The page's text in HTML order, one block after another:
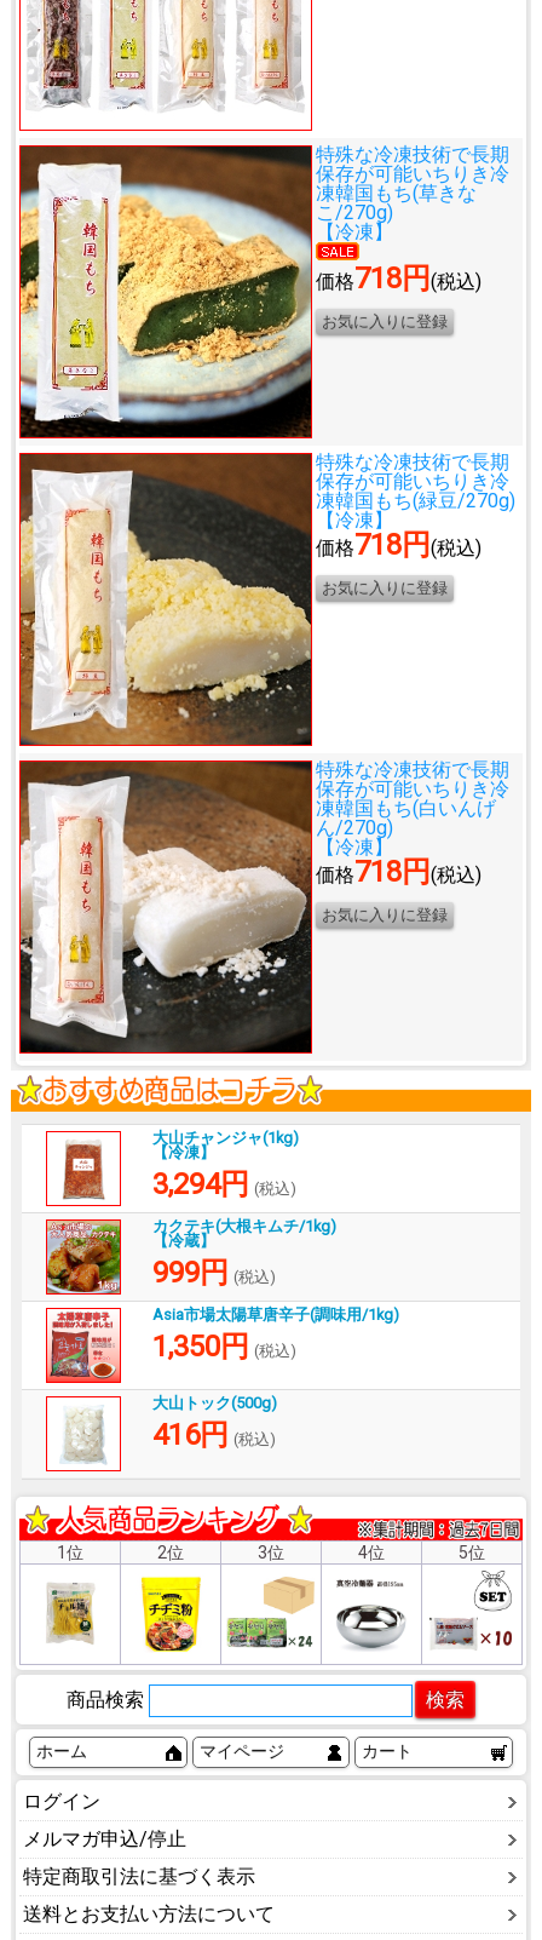
特殊な冷凍技術で長期
保存が可能いちりき冷
凍韓国もち(草きな
こ/270g)
【冷凍】
価格718円 (税込)
特殊な冷凍技術で長期
保存が可能いちりき冷
凍韓国もち(緑豆/270g)
【冷凍】
価格718円 (税込)
特殊な冷凍技術で長期
保存が可能いちりき冷
凍韓国もち(白いんげ
ん/270g)
【冷凍】
価格718円 (税込)
大山チャンジャ(1kg)
【冷凍】
3,294円 (税込)
カクテキ(大根キムチ/1kg)
【冷蔵】
999円 (税込)
Asia市場太陽草唐辛子(調味用/1kg)
1,350円 (税込)
大山トック(500g)
416円 (税込)
1位 2位 3位 4位 5位
商品検索
ホーム マイページ カート
ログイン
メルマガ申込/停止
特定商取引法に基づく表示
送料とお支払い方法について